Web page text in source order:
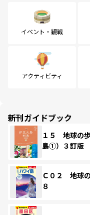
イベント・観戦
アクティビティ
新刊ガイドブック
１５ 地球の
島①）３訂版
Ｃ０２ 地球
８